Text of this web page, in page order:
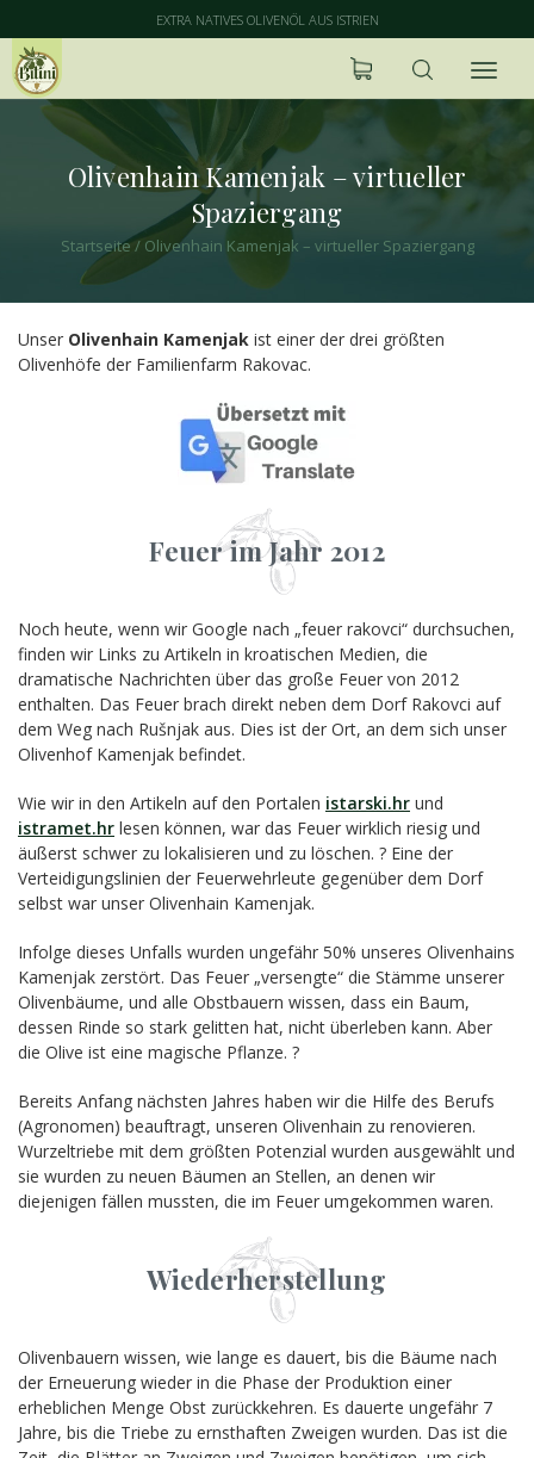
EXTRA NATIVES OLIVENÖL AUS ISTRIEN
Olivenhain Kamenjak – virtueller
Spaziergang
Startseite/ Olivenhain Kamenjak – virtueller Spaziergang
Unser Olivenhain Kamenjak ist einer der drei größten
Olivenhöfe der Familienfarm Rakovac.
Feuer im Jahr 2012
Noch heute, wenn wir Google nach „feuer rakovci“ durchsuchen,
finden wir Links zu Artikeln in kroatischen Medien, die
dramatische Nachrichten über das große Feuer von 2012
enthalten. Das Feuer brach direkt neben dem Dorf Rakovci auf
dem Weg nach Rušnjak aus. Dies ist der Ort, an dem sich unser
Olivenhof Kamenjak befindet.
Wie wir in den Artikeln auf den Portalen istarski.hr und
istramet.hr lesen können, war das Feuer wirklich riesig und
äußerst schwer zu lokalisieren und zu löschen. ? Eine der
Verteidigungslinien der Feuerwehrleute gegenüber dem Dorf
selbst war unser Olivenhain Kamenjak.
Infolge dieses Unfalls wurden ungefähr 50% unseres Olivenhains
Kamenjak zerstört. Das Feuer „versengte“ die Stämme unserer
Olivenbäume, und alle Obstbauern wissen, dass ein Baum,
dessen Rinde so stark gelitten hat, nicht überleben kann. Aber
die Olive ist eine magische Pflanze. ?
Bereits Anfang nächsten Jahres haben wir die Hilfe des Berufs
(Agronomen) beauftragt, unseren Olivenhain zu renovieren.
Wurzeltriebe mit dem größten Potenzial wurden ausgewählt und
sie wurden zu neuen Bäumen an Stellen, an denen wir
diejenigen fällen mussten, die im Feuer umgekommen waren.
Wiederherstellung
Olivenbauern wissen, wie lange es dauert, bis die Bäume nach
der Erneuerung wieder in die Phase der Produktion einer
erheblichen Menge Obst zurückkehren. Es dauerte ungefähr 7
Jahre, bis die Triebe zu ernsthaften Zweigen wurden. Das ist die